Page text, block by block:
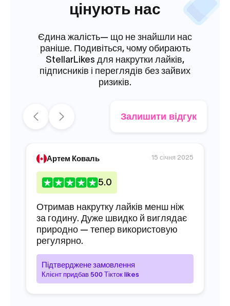
цінують нас
Єдина жалість— що не знайшли нас
раніше. Подивіться, чому обирають
StellarLikes для накрутки лайків,
підписників і переглядів без зайвих
ризиків.
Залишити відгук
Артем Коваль 15 січня 2025
5.0
Отримав накрутку лайків менш ніж
за годину. Дуже швидко й виглядає
природно — тепер використовую
регулярно.
Підтверджене замовлення
Клієнт придбав 500 Тікток likes